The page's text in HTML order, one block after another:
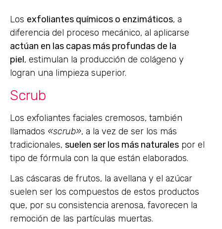
Los exfoliantes químicos o enzimáticos, a
diferencia del proceso mecánico, al aplicarse
actúan en las capas más profundas de la
piel, estimulan la producción de colágeno y
logran una limpieza superior.
Scrub
Los exfoliantes faciales cremosos, también
llamados «scrub», a la vez de ser los más
tradicionales, suelen ser los más naturales por el
tipo de fórmula con la que están elaborados.
Las cáscaras de frutos, la avellana y el azúcar
suelen ser los compuestos de estos productos
que, por su consistencia arenosa, favorecen la
remoción de las partículas muertas.